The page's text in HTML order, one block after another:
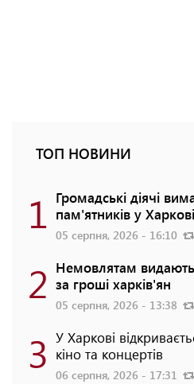
ТОП НОВИНИ
1 Громадські діячі
пам'ятників у Харкові
05 серпня, 2026 - 16:10
2 Немовлятам видають
за гроші харків'ян
05 серпня, 2026 - 13:38
3 У Харкові
кіно та концертів
06 серпня, 2026 - 17:31